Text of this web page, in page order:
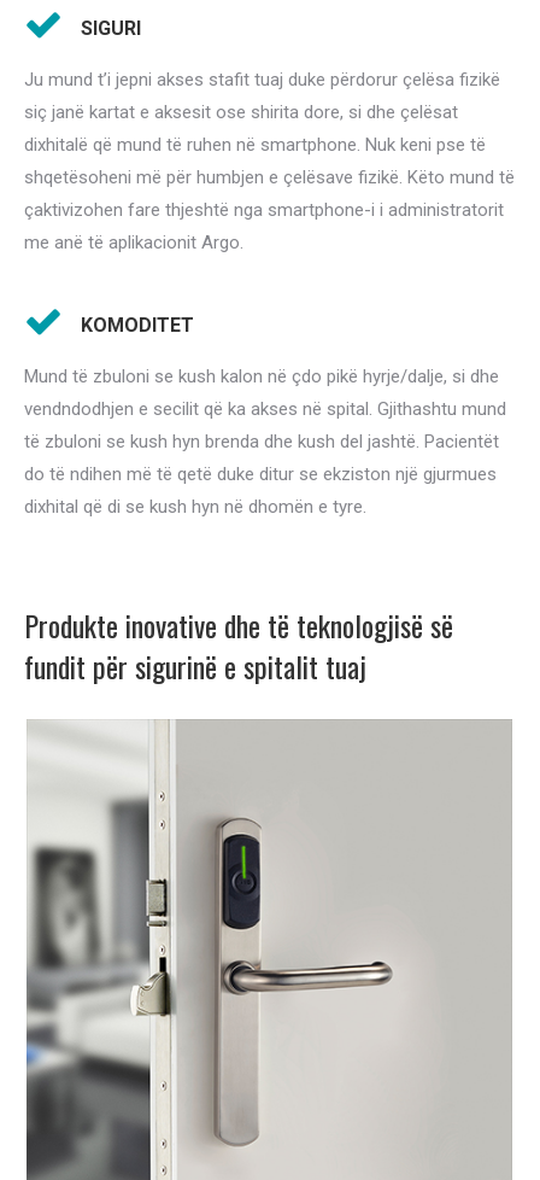
SIGURI
Ju mund t’i jepni akses stafit tuaj duke përdorur çelësa fizikë
siç janë kartat e aksesit ose shirita dore, si dhe çelësat
dixhitalë që mund të ruhen në smartphone. Nuk keni pse të
shqetësoheni më për humbjen e çelësave fizikë. Këto mund të
çaktivizohen fare thjeshtë nga smartphone-i i administratorit
me anë të aplikacionit Argo.
KOMODITET
Mund të zbuloni se kush kalon në çdo pikë hyrje/dalje, si dhe
vendndodhjen e secilit që ka akses në spital. Gjithashtu mund
të zbuloni se kush hyn brenda dhe kush del jashtë. Pacientët
do të ndihen më të qetë duke ditur se ekziston një gjurmues
dixhital që di se kush hyn në dhomën e tyre.
Produkte inovative dhe të teknologjisë së
fundit për sigurinë e spitalit tuaj